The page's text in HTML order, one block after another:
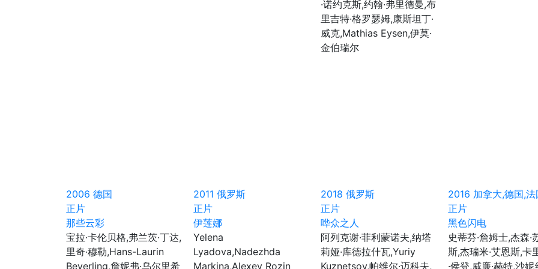
·诺约克斯,约翰·弗里德曼,布
里吉特·格罗瑟姆,康斯坦丁·
威克,Mathias Eysen,伊莫·
金伯瑞尔
2006 德国
正片
那些云彩
宝拉·卡伦贝格,弗兰茨·丁达,
里奇·穆勒,Hans-Laurin
Beyerling,詹妮弗·乌尔里希
2011 俄罗斯
正片
伊莲娜
Yelena
Lyadova,Nadezhda
Markina,Alexey Rozin
2018 俄罗斯
正片
哗众之人
阿列克谢·菲利蒙诺夫,纳塔
莉娅·库德拉什瓦,Yuriy
Kuznetsov,帕维尔·迈科夫,
2016 加拿大,德国,法
正片
黑色闪电
史蒂芬·詹姆士,杰森·
斯,杰瑞米·艾恩斯,卡
·侯登,威廉·赫特,沙妮